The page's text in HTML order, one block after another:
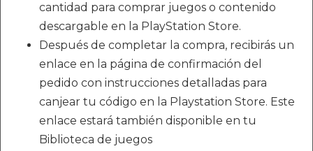
cantidad para comprar juegos o contenido
descargable en la PlayStation Store.
Después de completar la compra, recibirás un
enlace en la página de confirmación del
pedido con instrucciones detalladas para
canjear tu código en la Playstation Store. Este
enlace estará también disponible en tu
Biblioteca de juegos